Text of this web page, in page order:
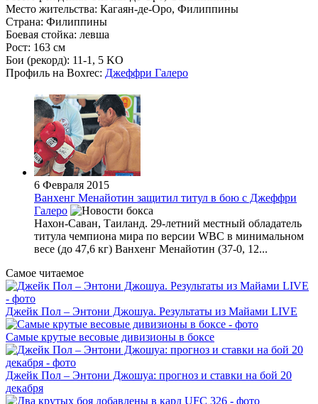
Место жительства: Кагаян-де-Оро, Филиппины
Страна: Филиппины
Боевая стойка: левша
Рост: 163 см
Бои (рекорд): 11-1, 5 KO
Профиль на Boxrec: Джеффри Галеро
6 Февраля 2015
Ванхенг Менайотин защитил титул в бою с Джеффри
Галеро
Нахон-Саван, Таиланд. 29-летний местный обладатель
титула чемпиона мира по версии WBC в минимальном
весе (до 47,6 кг) Ванхенг Менайотин (37-0, 12...
Самое читаемое
Джейк Пол – Энтони Джошуа. Результаты из Майами LIVE
Самые крутые весовые дивизионы в боксе
Джейк Пол – Энтони Джошуа: прогноз и ставки на бой 20
декабря